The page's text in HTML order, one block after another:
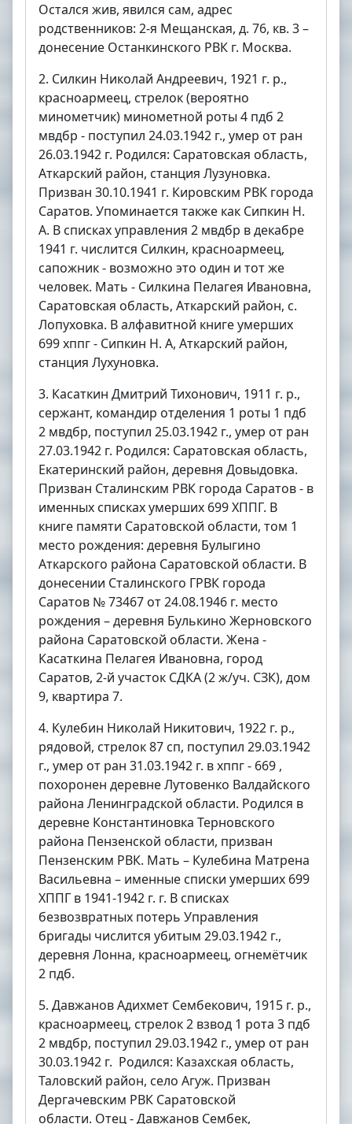
Остался жив, явился сам, адрес
родственников: 2-я Мещанская, д. 76, кв. 3 –
донесение Останкинского РВК г. Москва.
2. Силкин Николай Андреевич, 1921 г. р.,
красноармеец, стрелок (вероятно
минометчик) минометной роты 4 пдб 2
мвдбр - поступил 24.03.1942 г., умер от ран
26.03.1942 г. Родился: Саратовская область,
Аткарский район, станция Лузуновка.
Призван 30.10.1941 г. Кировским РВК города
Саратов. Упоминается также как Сипкин Н.
А. В списках управления 2 мвдбр в декабре
1941 г. числится Силкин, красноармеец,
сапожник - возможно это один и тот же
человек. Мать - Силкина Пелагея Ивановна,
Саратовская область, Аткарский район, с.
Лопуховка. В алфавитной книге умерших
699 хппг - Сипкин Н. А, Аткарский район,
станция Лухуновка.
3. Касаткин Дмитрий Тихонович, 1911 г. р.,
сержант, командир отделения 1 роты 1 пдб
2 мвдбр, поступил 25.03.1942 г., умер от ран
27.03.1942 г. Родился: Саратовская область,
Екатеринский район, деревня Довыдовка.
Призван Сталинским РВК города Саратов - в
именных списках умерших 699 ХППГ. В
книге памяти Саратовской области, том 1
место рождения: деревня Булыгино
Аткарского района Саратовской области. В
донесении Сталинского ГРВК города
Саратов № 73467 от 24.08.1946 г. место
рождения – деревня Булькино Жерновского
района Саратовской области. Жена -
Касаткина Пелагея Ивановна, город
Саратов, 2-й участок СДКА (2 ж/уч. СЗК), дом
9, квартира 7.
4. Кулебин Николай Никитович, 1922 г. р.,
рядовой, стрелок 87 сп, поступил 29.03.1942
г., умер от ран 31.03.1942 г. в хппг - 669 ,
похоронен деревне Лутовенко Валдайского
района Ленинградской области. Родился в
деревне Константиновка Терновского
района Пензенской области, призван
Пензенским РВК. Мать – Кулебина Матрена
Васильевна – именные списки умерших 699
ХППГ в 1941-1942 г. г. В списках
безвозвратных потерь Управления
бригады числится убитым 29.03.1942 г.,
деревня Лонна, красноармеец, огнемётчик
2 пдб.
5. Давжанов Адихмет Сембекович, 1915 г. р.,
красноармеец, стрелок 2 взвод 1 рота 3 пдб
2 мвдбр, поступил 29.03.1942 г., умер от ран
30.03.1942 г. Родился: Казахская область,
Таловский район, село Агуж. Призван
Дергачевским РВК Саратовской
области. Отец - Давжанов Сембек,